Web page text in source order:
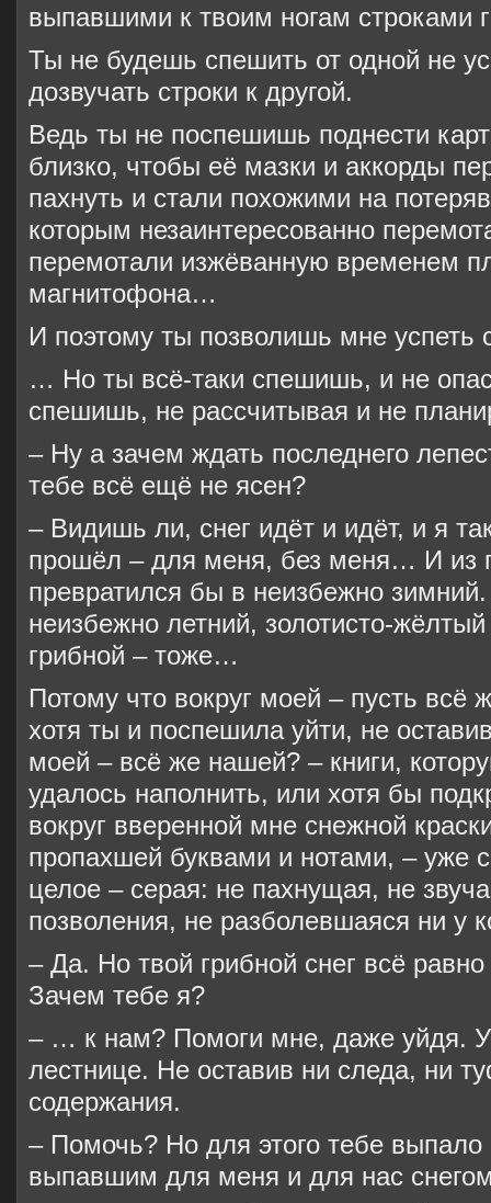
выпавшими к твоим ногам строками
Ты не будешь спешить от одной не
дозвучать строки к другой.
Ведь ты не поспешишь поднести
близко, чтобы её мазки и аккорды
пахнуть и стали похожими на
которым незаинтересованно
перемотали изжёванную временем
магнитофона…
И поэтому ты позволишь мне успеть
… Но ты всё-таки спешишь, и не
спешишь, не рассчитывая и не
– Ну а зачем ждать последнего
тебе всё ещё не ясен?
– Видишь ли, снег идёт и идёт, и я
прошёл – для меня, без меня… И из
превратился бы в неизбежно
неизбежно летний, золотисто-
грибной – тоже…
Потому что вокруг моей – пусть всё
хотя ты и поспешила уйти, не
моей – всё же нашей? – книги,
удалось наполнить, или хотя бы
вокруг вверенной мне снежной
пропахшей буквами и нотами, – уже
целое – серая: не пахнущая, не
позволения, не разболевшаяся ни у
– Да. Но твой грибной снег всё
Зачем тебе я?
– … к нам? Помоги мне, даже уйдя.
лестнице. Не оставив ни следа, ни
содержания.
– Помочь? Но для этого тебе
выпавшим для меня и для нас